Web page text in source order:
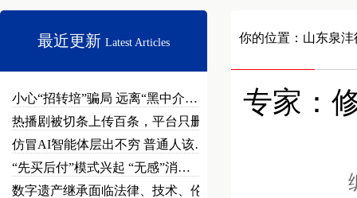
最近更新 Latest Articles
小心“招转培”骗局 远离“黑中介…
热播剧被切条上传百条，平台只删不…
仿冒AI智能体层出不穷 普通人该…
“先买后付”模式兴起 “无感”消…
数字遗产继承面临法律、技术、伦理…
你的位置： 山东泉
专家：